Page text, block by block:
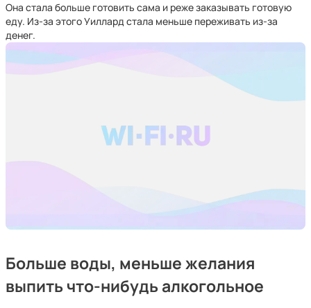
Она стала больше готовить сама и реже заказывать готовую
еду. Из-за этого Уиллард стала меньше переживать из-за
денег.
Больше воды, меньше желания
выпить что-нибудь алкогольное